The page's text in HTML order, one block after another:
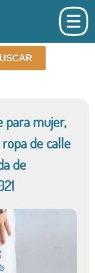
para mujer,
de calle
de